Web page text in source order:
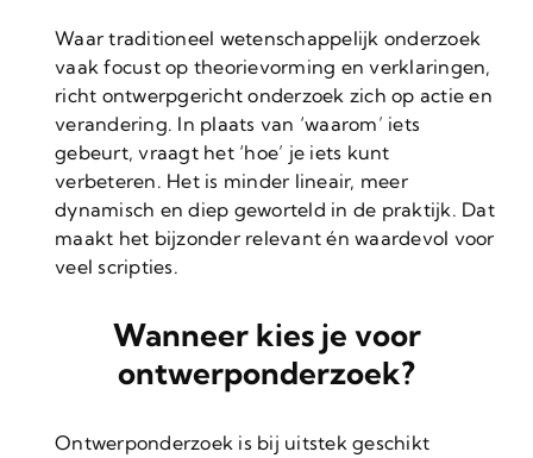
Waar traditioneel wetenschappelijk onderzoek
vaak focust op theorievorming en verklaringen,
richt ontwerpgericht onderzoek zich op actie en
verandering. In plaats van ‘waarom’ iets
gebeurt, vraagt het ‘hoe’ je iets kunt
verbeteren. Het is minder lineair, meer
dynamisch en diep geworteld in de praktijk. Dat
maakt het bijzonder relevant én waardevol voor
veel scripties.
Wanneer kies je voor
ontwerponderzoek?
Ontwerponderzoek is bij uitstek geschikt